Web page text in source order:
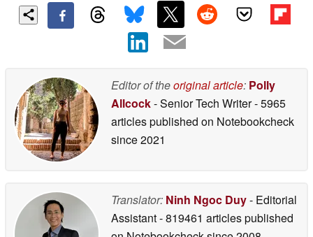
Editor of theoriginal article: Polly
Allcock- Senior Tech Writer- 5965
articles published on Notebookcheck
since 2021
Translator: Ninh Ngoc Duy- Editorial
Assistant- 819461 articles published